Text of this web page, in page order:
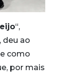
“,
deu ao
como
por mais